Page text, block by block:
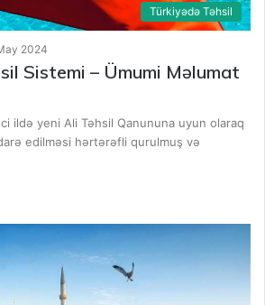
Türkiyədə Təhsil
2024
Sistemi – Ümumi Məlumat
ildə yeni Ali Təhsil Qanununa uyun olaraq
edilməsi hərtərəfli qurulmuş və